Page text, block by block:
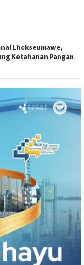
Lhokseumawe,
Ketahanan Pangan